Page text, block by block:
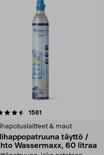
1561
& maut
täyttö /
Wassermaxx, 60 litraa
4.5viidestä